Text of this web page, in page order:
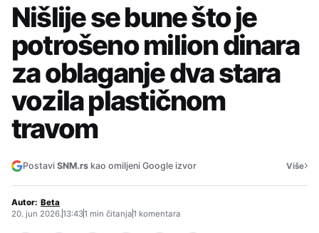
Nišlije se bune što je
potrošeno milion dinara
za oblaganje dva stara
vozila plastičnom
travom
Postavi SNM.rs kao omiljeni Google izvor Više›
Autor: Beta
20. jun 2026.13:431 min čitanja1 komentara